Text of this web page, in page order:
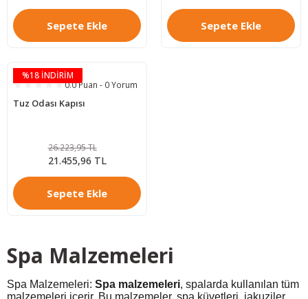
Sepete Ekle Sepete Ekle
%18 İNDİRİM
0.0 Puan - 0 Yorum
Tuz Odası Kapısı
26.223,95 TL
21.455,96 TL
Sepete Ekle
Spa Malzemeleri
Spa Malzemeleri: Spa malzemeleri, spalarda kullanılan tüm
malzemeleri içerir. Bu malzemeler, spa küvetleri, jakuziler,